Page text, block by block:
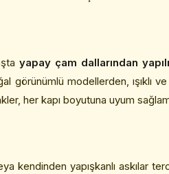
yapay çam dallarından
modellerden, ışıklı ve
her kapı boyutuna uyum
kendinden yapışkanlı